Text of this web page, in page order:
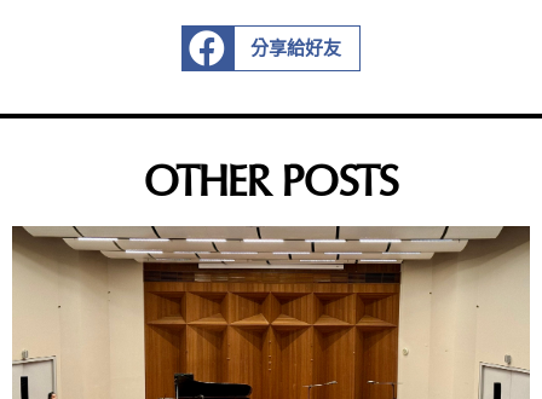
分享給好友
OTHER POSTS